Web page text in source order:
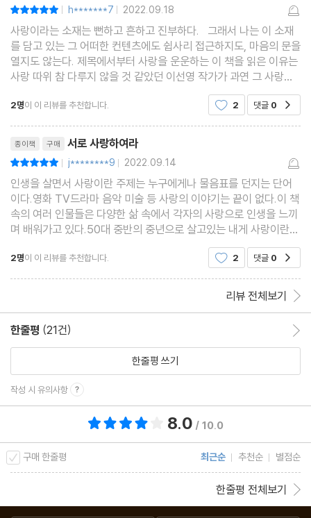
| h*******7 | 2022.09.18
사랑이라는 소재는 뻔하고 흔하고 진부하다. 그래서 나는 이 소재
를 담고 있는 그 어떠한 컨텐츠에도 쉽사리 접근하지도, 마음의 문을
열지도 않는다. 제목에서부터 사랑을 운운하는 이 책을 읽은 이유는
사랑 따위 참 다루지 않을 것 같았던 이선영 작가가 과연 그 사랑이
소재에 대한 다분히 일반적이지 않은 등
2명이 이 리뷰를 추천합니다. 2 댓글 0
종이책 구매 서로 사랑하여라
| j********9 | 2022.09.14
인생을 살면서 사랑이란 주제는 누구에게나 물음표를 던지는 단어
이다.영화 TV드라마 음악 미술 등 사랑의 이야기는 끝이 없다.이 책
속의 여러 인물들은 다양한 삶 속에서 각자의 사랑으로 인생을 느끼
며 배워가고 있다.50대 중반의 중년으로 살고있는 내게 사랑이란
단어는 익숙하고 무뎌진 부엌의 칼날 같았다.사랑이란 미명아래 잘
잘못을 회피하고 자신의 굴레에서 허우적거리며 아파
2명이 이 리뷰를 추천합니다. 2 댓글 0
리뷰 전체보기
한줄평 (21건)
한줄평 쓰기
작성 시 유의사항
8.0 / 10.0
구매 한줄평 최근순 추천순 별점순
한줄평 전체보기